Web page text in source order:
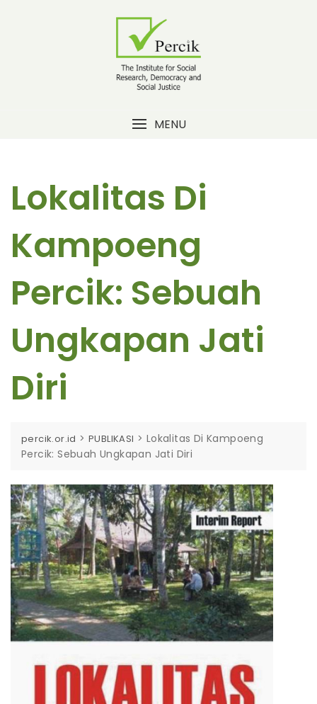
MENU
Lokalitas Di
Kampoeng
Percik: Sebuah
Ungkapan Jati
Diri
percik.or.id >PUBLIKASI > Lokalitas Di Kampoeng
Percik: Sebuah Ungkapan Jati Diri